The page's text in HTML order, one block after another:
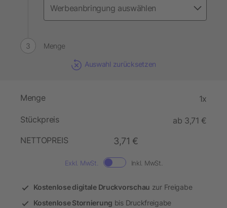
Menge
Auswahl zurücksetzen
Menge 1x
Stückpreis
ab 3,71 €
NETTOPREIS
3,71 €
Exkl. MwSt. Inkl. MwSt.
Kostenlose digitale Druckvorschau zur Freigabe
Kostenlose Stornierung bis Druckfreigabe